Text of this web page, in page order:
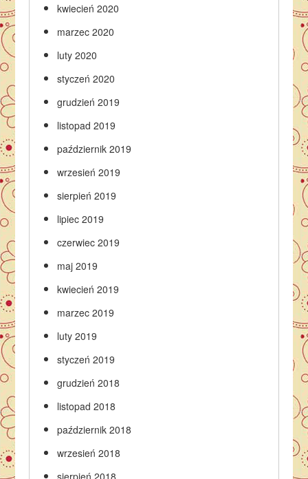
kwiecień 2020
marzec 2020
luty 2020
styczeń 2020
grudzień 2019
listopad 2019
październik 2019
wrzesień 2019
sierpień 2019
lipiec 2019
czerwiec 2019
maj 2019
kwiecień 2019
marzec 2019
luty 2019
styczeń 2019
grudzień 2018
listopad 2018
październik 2018
wrzesień 2018
sierpień 2018